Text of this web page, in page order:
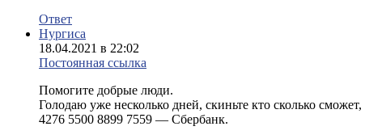
Ответ
Нургиса
18.04.2021 в 22:02
Постоянная ссылка
Помогите добрые люди.
Голодаю уже несколько дней, скиньте кто сколько
4276 5500 8899 7559 — Сбербанк.